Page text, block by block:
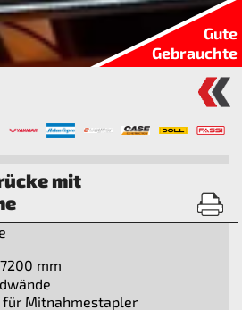
Gute
Gebrauchte
mit
mm
Mitnahmestapler